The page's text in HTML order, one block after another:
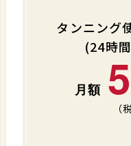
タンニング
(24時
（